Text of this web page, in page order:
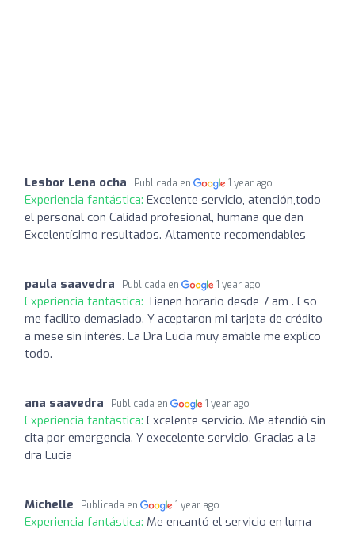
Lesbor Lena ocha Publicada en 1 year ago
Experiencia fantástica: Excelente servicio, atención,todo
el personal con Calidad profesional, humana que dan
Excelentísimo resultados. Altamente recomendables
paula saavedra Publicada en 1 year ago
Experiencia fantástica: Tienen horario desde 7 am . Eso
me facilito demasiado. Y aceptaron mi tarjeta de crédito
a mese sin interés. La Dra Lucia muy amable me explico
todo.
ana saavedra Publicada en 1 year ago
Experiencia fantástica: Excelente servicio. Me atendió sin
cita por emergencia. Y execelente servicio. Gracias a la
dra Lucia
Michelle Publicada en 1 year ago
Experiencia fantástica: Me encantó el servicio en luma